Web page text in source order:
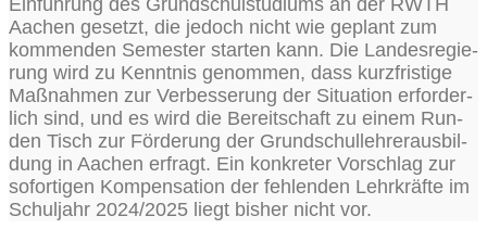
Aachen gesetzt, die jedoch nicht wie geplant zum
kom­men­den Semes­ter star­ten kann. Die Lan­des­re­gie­
rung wird zu Kennt­nis genom­men, dass kurz­fris­ti­ge
Maß­nah­men zur Ver­bes­se­rung der Situa­ti­on erfor­der­
lich sind, und es wird die Bereit­schaft zu einem Run­
den Tisch zur För­de­rung der Grund­schul­leh­rer­aus­bil­
dung in Aachen erfragt. Ein kon­kre­ter Vor­schlag zur
sofor­ti­gen Kom­pen­sa­ti­on der feh­len­den Lehr­kräf­te im
Schul­jahr 2024/2025 liegt bis­her nicht vor.